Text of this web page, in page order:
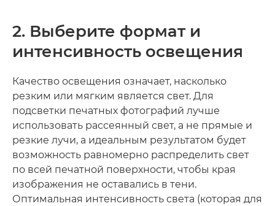
2. Выберите формат и
интенсивность освещения
Качество освещения означает, насколько
резким или мягким является свет. Для
подсветки печатных фотографий лучше
использовать рассеянный свет, а не прямые и
резкие лучи, а идеальным результатом будет
возможность равномерно распределить свет
по всей печатной поверхности, чтобы края
изображения не оставались в тени.
Оптимальная интенсивность света (которая для